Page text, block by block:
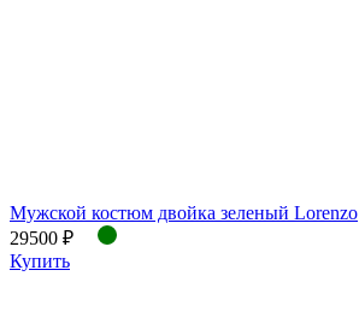
Мужской костюм двойка зеленый Lorenzo
29500 ₽
Купить